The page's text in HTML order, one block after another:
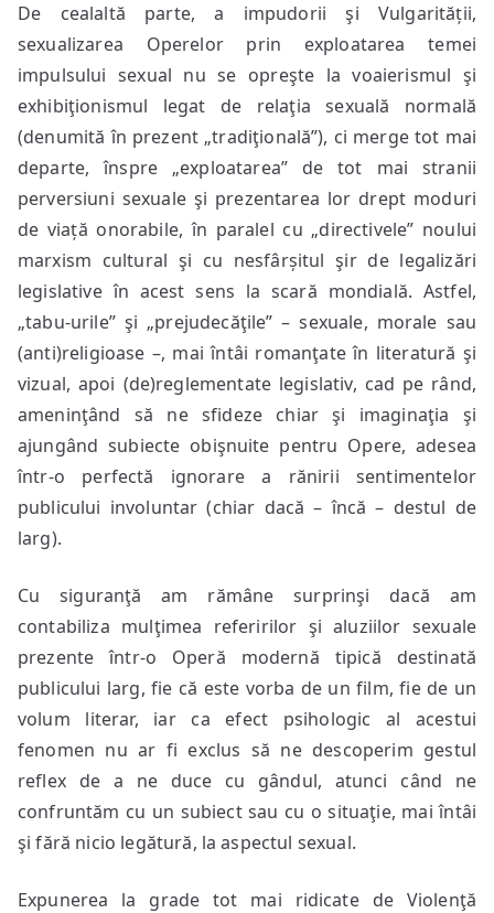
De cealaltă parte, a impudorii şi Vulgarității,
sexualizarea Operelor prin exploatarea temei
impulsului sexual nu se opreşte la voaierismul şi
exhibiţionismul legat de relaţia sexuală normală
(denumită în prezent „tradiţională”), ci merge tot mai
departe, înspre „exploatarea” de tot mai stranii
perversiuni sexuale şi prezentarea lor drept moduri
de viață onorabile, în paralel cu „directivele” noului
marxism cultural şi cu nesfârșitul şir de legalizări
legislative în acest sens la scară mondială. Astfel,
„tabu-urile” şi „prejudecăţile” – sexuale, morale sau
(anti)religioase –, mai întâi romanţate în literatură şi
vizual, apoi (de)reglementate legislativ, cad pe rând,
ameninţând să ne sfideze chiar şi imaginaţia şi
ajungând subiecte obişnuite pentru Opere, adesea
într-o perfectă ignorare a rănirii sentimentelor
publicului involuntar (chiar dacă – încă – destul de
larg).
Cu siguranţă am rămâne surprinşi dacă am
contabiliza mulţimea referirilor şi aluziilor sexuale
prezente într-o Operă modernă tipică destinată
publicului larg, fie că este vorba de un film, fie de un
volum literar, iar ca efect psihologic al acestui
fenomen nu ar fi exclus să ne descoperim gestul
reflex de a ne duce cu gândul, atunci când ne
confruntăm cu un subiect sau cu o situaţie, mai întâi
şi fără nicio legătură, la aspectul sexual.
Expunerea la grade tot mai ridicate de Violenţă